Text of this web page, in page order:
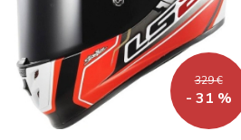
329 €
- 31 %